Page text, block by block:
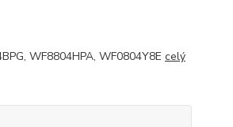
WF8804HPA, WF0804Y8E celý